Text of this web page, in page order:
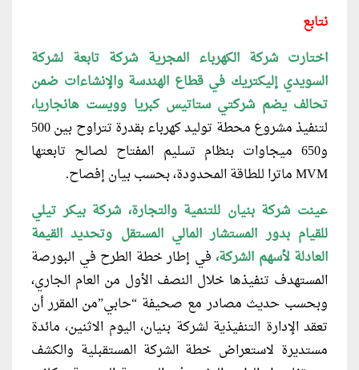
نتابع
اختارت شركة الكهرباء المجرية شركة تابعة لشركة
السويدي إليكتريك في قطاع الهندسة والإنشاءات ضمن
تحالف يضم شركتي ستاتيس كبريا وويست هانجاريا،
لتنفيذ مشروع محطة توليد كهرباء بقدرة تتراوح بين 500
و650 ميجاوات بنظام تسليم المفتاح لصالح تابعتها
MVM ماترا للطاقة المحدودة، بحسب بيان إفصاح.
عينت شركة بنيان للتنمية والتجارة، شركة بيكر تيلي
للقيام بدور المستشار المالي المستقل وتحديد القيمة
العادلة لأسهم الشركة، في إطار خطة الطرح في البورصة
المستهدف تنفيذها خلال النصف الأول من العام الجاري،
وبحسب حديث مصادر مع صحيفة “حابي”من المقرر أن
تعقد الإدارة التنفيذية لشركة بنيان، اليوم الاثنين، مائدة
مستديرة لاستعراض خطة الشركة المستقبلية والكشف